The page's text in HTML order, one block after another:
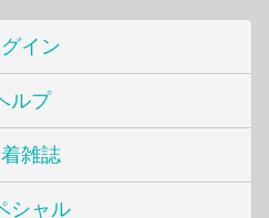
イン
ルプ
雑誌
シャル